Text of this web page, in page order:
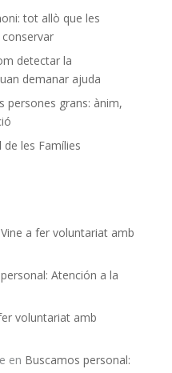
tot allò que les
detectar la
demanar ajuda
persones grans: ànim,
les Famílies
Vine a fer voluntariat amb
Atención a la
voluntariat amb
en Buscamos personal: